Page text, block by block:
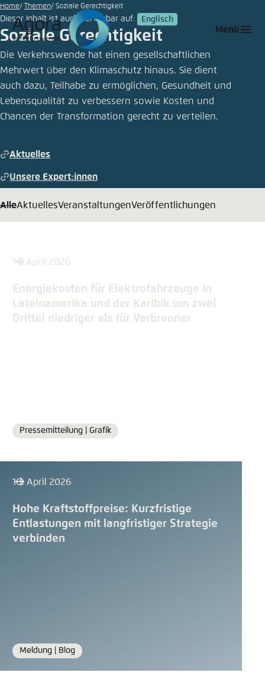
Zum
Hauptinhalt
gehen
Menü
Home Themen Soziale Gerechtigkeit
Dieser Inhalt ist auch verfügbar auf: Englisch
Soziale Gerechtigkeit
Die Verkehrswende hat einen gesellschaftlichen
Mehrwert über den Klimaschutz hinaus. Sie dient
auch dazu, Teilhabe zu ermöglichen, Gesundheit und
Lebensqualität zu verbessern sowie Kosten und
Chancen der Transformation gerecht zu verteilen.
Aktuelles
Unsere Expert:innen
© da-
kuk/iStock
AlleAktuellesVeranstaltungenVeröffentlichungen
14. April 2026
Energiekosten für Elektrofahrzeuge in
Lateinamerika und der Karibik um zwei
Drittel niedriger als für Verbrenner
Format
Pressemitteilung | Grafik
10. April 2026
Hohe Kraftstoffpreise: Kurzfristige
Entlastungen mit langfristiger Strategie
verbinden
Format
Meldung | Blog
Login
Melden Sie sich an um ..., ... und ... zu verwalten.
Benutzername *
Passwort
Sprache auswählen
Deutsch
Englisch
Agora Think Tanks
Erscheinungsbild der Webseite
Diese Webseite passt ihr Farbschema basierend
auf Ihren Einstellungen an. Wählen Sie aus,
welches Farbschema Sie für diese Webseite
verwenden möchten.
Close
Dunkel
Einstellung für diese Webseite im Browser
speichern
Übernehmen